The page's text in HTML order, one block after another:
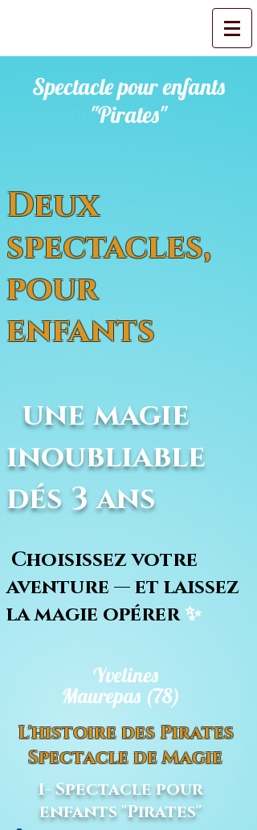
Spectacle pour enfants
"Pirates"
Deux
spectacles,
pour
enfants
une magie
inoubliable
dés 3 ans
Choisissez votre
aventure — et laissez
la magie opérer✨
Maurepas (78)
Yvelines
L'histoire des Pirates
Spectacle de Magie
1- Spectacle pour
enfants "Pirates"